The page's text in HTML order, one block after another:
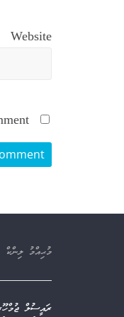
Website
މުޙިއްމު ލިންކް
ރައީސުލް